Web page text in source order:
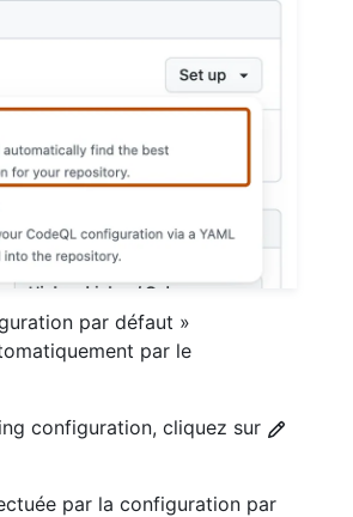
par défaut »
par le
configuration, cliquez sur
par la configuration par